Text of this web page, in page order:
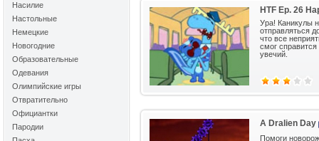
HTF Ep. 26
Ура! Каникулы
отправляться
что все
смог
увечий.
A Dralien Day
Помоги
Насилие
Настольные
Немецкие
Новогодние
Образовательные
Одевания
Олимпийские игры
Отвратительно
Официантки
Пародии